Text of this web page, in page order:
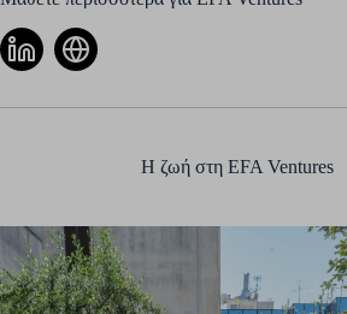
Η ζωή στη EFA Ventures